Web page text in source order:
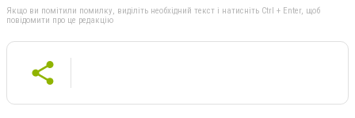
Якщо ви помітили помилку, виділіть необхідний текст і натисніть Ctrl + Enter, щоб
повідомити про це редакцію